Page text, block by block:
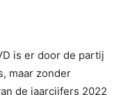
is er door de partij
maar zonder
de jaarcijfers 2022